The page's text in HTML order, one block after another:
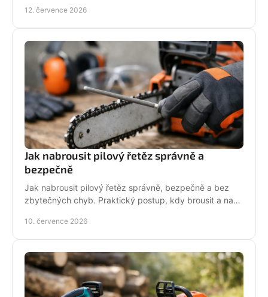
12. července 2026
Jak nabrousit pilový řetěz správně a
bezpečně
Jak nabrousit pilový řetěz správně, bezpečně a bez
zbytečných chyb. Praktický postup, kdy brousit a na
10. července 2026